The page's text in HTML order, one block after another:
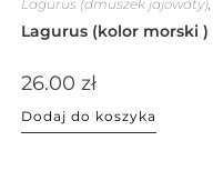
Lagurus (dmuszek jajowaty),
Lagurus (kolor morski )
26.00 zł
Dodaj do koszyka